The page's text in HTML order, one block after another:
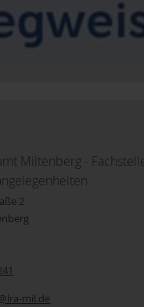
Miltenberg -
2
mil.de